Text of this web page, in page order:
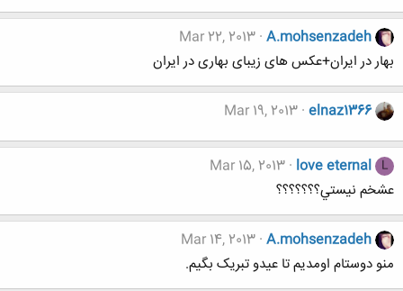
A.mohsenzadeh
Mar 22, 2013
بهار در ایران+عکس های زیبای بهاری در ایران
elnaz1366
Mar 19, 2013
L
love eternal
Mar 15, 2013
عشخم نيستي؟؟؟؟؟؟؟
A.mohsenzadeh
Mar 14, 2013
منو دوستام اومدیم تا عیدو تبریک بگیم.